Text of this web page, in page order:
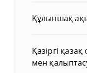
Құлыншақ
Қазіргі
мен